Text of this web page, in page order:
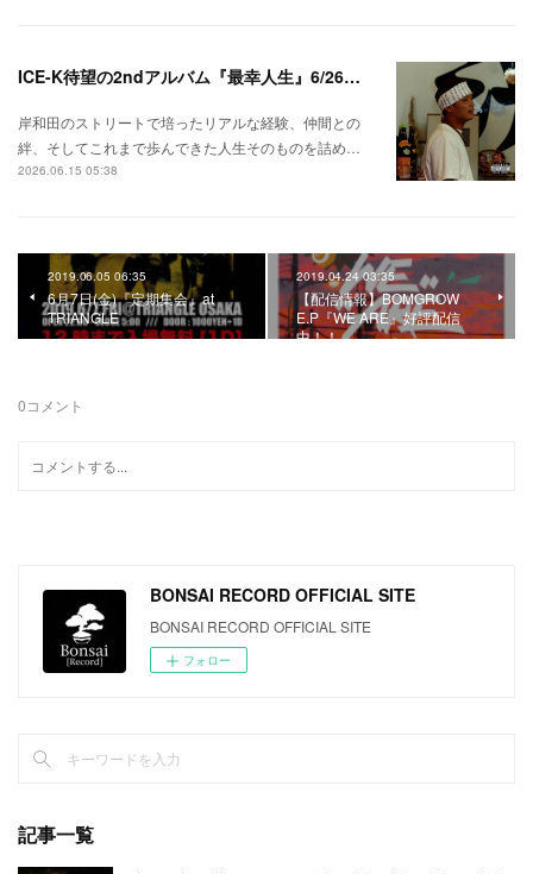
ICE-K待望の2ndアルバム『最幸人生』6/26リリース！
岸和田のストリートで培ったリアルな経験、仲間との
絆、そしてこれまで歩んできた人生そのものを詰め…
2026.06.15 05:38
2019.06.05 06:35
6月7日(金)『定期集会』at
TRIANGLE
2019.04.24 03:35
【配信情報】BOMGROW
E.P『WE ARE』好評配信
中！！
0コメント
BONSAI RECORD OFFICIAL SITE
BONSAI RECORD OFFICIAL SITE
フォロー
記事一覧